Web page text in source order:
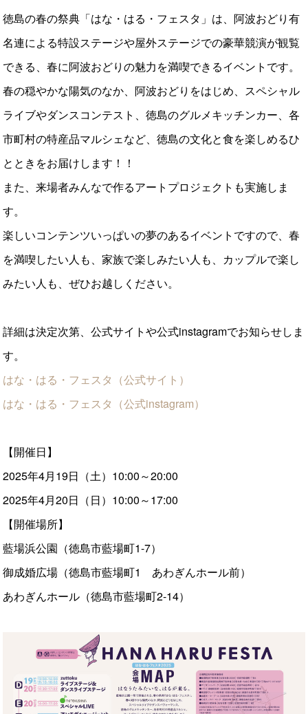
徳島の春の祭典「はな・はる・フェスタ」は、阿波おどり有
名連による特設ステージや屋外ステージでの豪華競演が観覧
できる、春に阿波おどりの魅力を満喫できるイベントです。
春の穏やかな陽気のなか、阿波おどりをはじめ、スペシャル
ライブやダンスコンテスト、徳島のグルメキッチンカー、各
市町村の特産品マルシェなど、徳島の文化と食を楽しめるひ
とときをお届けします！！
また、来場者みんなで作るアートプロジェクトも実施しま
す。
楽しいコンテンツいっぱいの夢のあるイベントですので、春
を満喫したい人も、家族で楽しみたい人も、カップルで楽し
みたい人も、ぜひお越しください。
詳細は決定次第、公式サイトや公式instagramでお知らせしま
す。
はな・はる・フェスタ（公式サイト）
はな・はる・フェスタ（公式instagram）
【開催日】
2025年4月19日（土）10:00～20:00
2025年4月20日（日）10:00～17:00
【開催場所】
藍場浜公園（徳島市藍場町1-7）
御成婚広場（徳島市藍場町1 あわぎんホール前）
あわぎんホール（徳島市藍場町2-14）